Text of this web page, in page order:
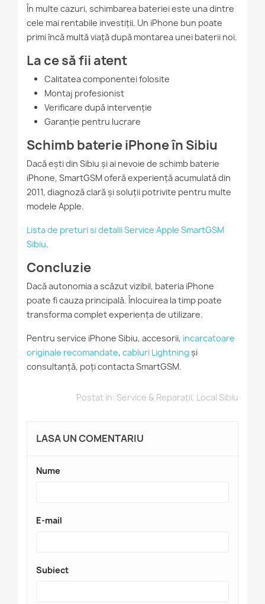
În multe cazuri, schimbarea bateriei este una dintre
cele mai rentabile investiții. Un iPhone bun poate
primi încă multă viață după montarea unei baterii noi.
La ce să fii atent
Calitatea componentei folosite
Montaj profesionist
Verificare după intervenție
Garanție pentru lucrare
Schimb baterie iPhone în Sibiu
Dacă ești din Sibiu și ai nevoie de schimb baterie
iPhone, SmartGSM oferă experiență acumulată din
2011, diagnoză clară și soluții potrivite pentru multe
modele Apple.
Lista de preturi si detalii Service Apple SmartGSM
Sibiu.
Concluzie
Dacă autonomia a scăzut vizibil, bateria iPhone
poate fi cauza principală. Înlocuirea la timp poate
transforma complet experiența de utilizare.
Pentru service iPhone Sibiu, accesorii, incarcatoare
originale recomandate, cabluri Lightning și
consultanță, poți contacta SmartGSM.
Postat in: Service & Reparații, Local Sibiu
LASA UN COMENTARIU
Nume
E-mail
Subiect